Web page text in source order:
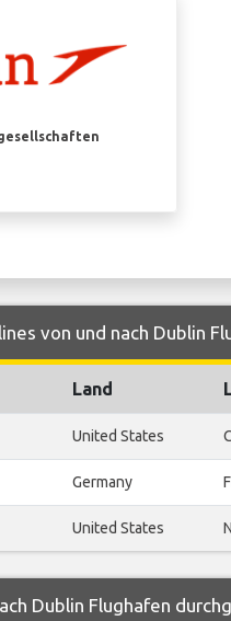
von und nach Dublin
Land
United States
Germany
United States
Dublin Flughafen